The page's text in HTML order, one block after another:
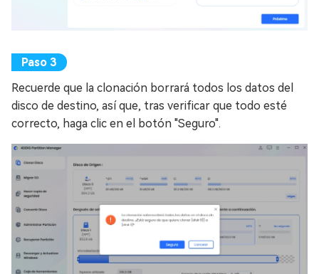
Recuerde que la clonación borrará todos los datos del
disco de destino, así que, tras verificar que todo esté
correcto, haga clic en el botón "Seguro".